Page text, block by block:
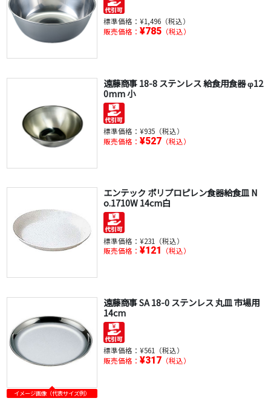
標準価格： ¥1,496（税込）
販売価格： ¥785（税込）
遠藤商事 18-8 ステンレス 給食用食器 φ12
0mm 小
標準価格： ¥935（税込）
販売価格： ¥527（税込）
エンテック ポリプロピレン食器給食皿 N
o.1710W 14cm白
標準価格： ¥231（税込）
販売価格： ¥121 （税込）
イメージ画像（代表サイズ例）
遠藤商事 SA 18-0 ステンレス 丸皿 市場用
14cm
標準価格： ¥561（税込）
販売価格： ¥317（税込）